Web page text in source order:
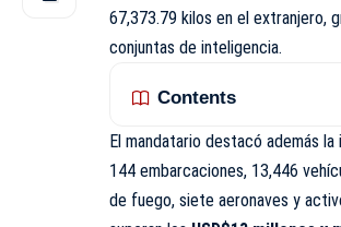
67,373.79 kilos en el extranjero,
conjuntas de inteligencia.
Contents
El mandatario destacó además
144 embarcaciones, 13,446
de fuego, siete aeronaves y